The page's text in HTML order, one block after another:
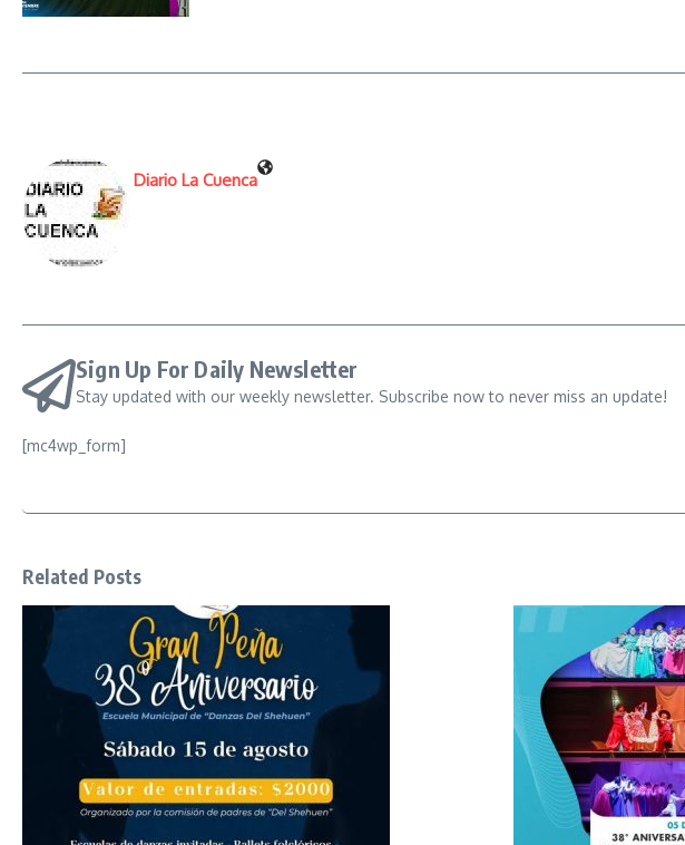
Diario La Cuenca
Sign Up For Daily Newsletter
Stay updated with our weekly newsletter. Subscribe now to never miss an update!
[mc4wp_form]
Related Posts